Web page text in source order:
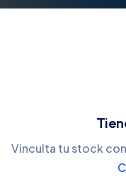
Vinculta tu stock